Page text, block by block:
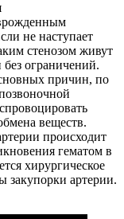
не наступает
стенозом живут
ограничений.
причин, по
веществ.
происходит
гематом в
хирургическое
закупорки артерии.